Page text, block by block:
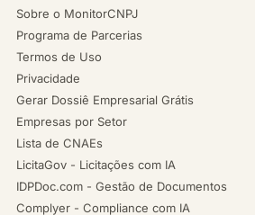
Sobre o MonitorCNPJ
Programa de Parcerias
Termos de Uso
Privacidade
Gerar Dossiê Empresarial Grátis
Empresas por Setor
Lista de CNAEs
LicitaGov - Licitações com IA
IDPDoc.com - Gestão de Documentos
Complyer - Compliance com IA